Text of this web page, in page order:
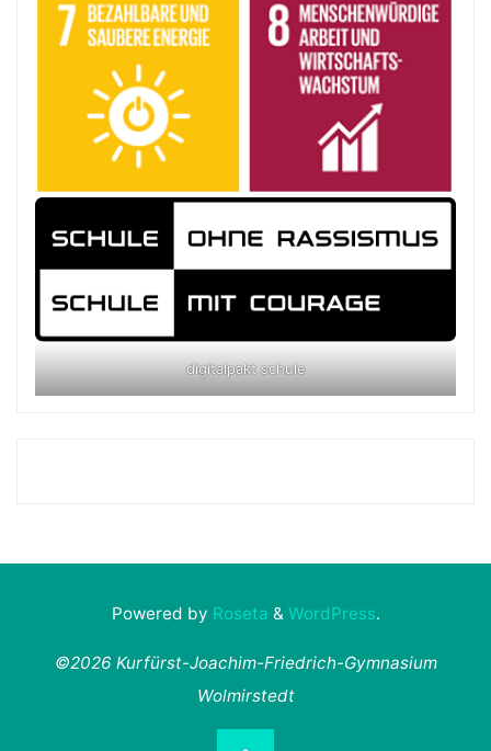
digitalpakt schule
Powered by Roseta & WordPress.
©2026 Kurfürst-Joachim-Friedrich-Gymnasium
Wolmirstedt